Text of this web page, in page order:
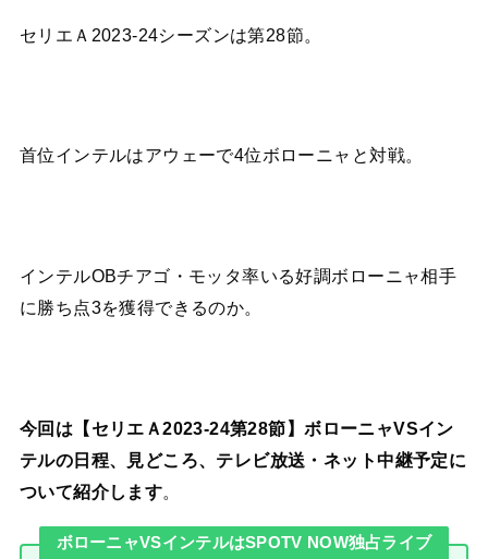
セリエＡ2023-24シーズンは第28節。
首位インテルはアウェーで4位ボローニャと対戦。
インテルOBチアゴ・モッタ率いる好調ボローニャ相手
に勝ち点3を獲得できるのか。
今回は【セリエＡ2023-24第28節】ボローニャVSイン
テルの日程、見どころ、テレビ放送・ネット中継予定に
ついて紹介します。
ボローニャVSインテルはSPOTV NOW独占ライブ